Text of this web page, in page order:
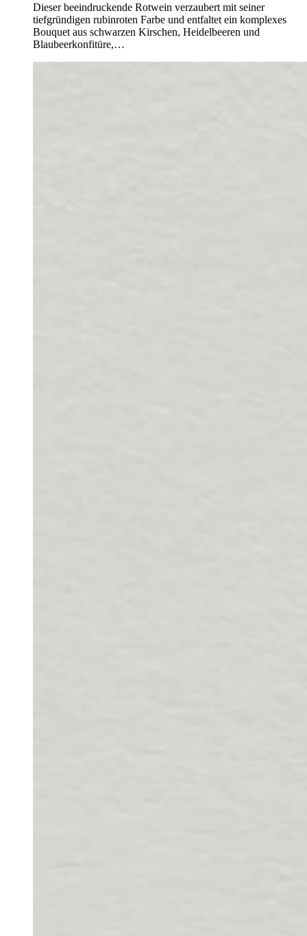
Dieser beeindruckende Rotwein verzaubert mit seiner
tiefgründigen rubinroten Farbe und entfaltet ein komplexes
Bouquet aus schwarzen Kirschen, Heidelbeeren und
Blaubeerkonfitüre,…